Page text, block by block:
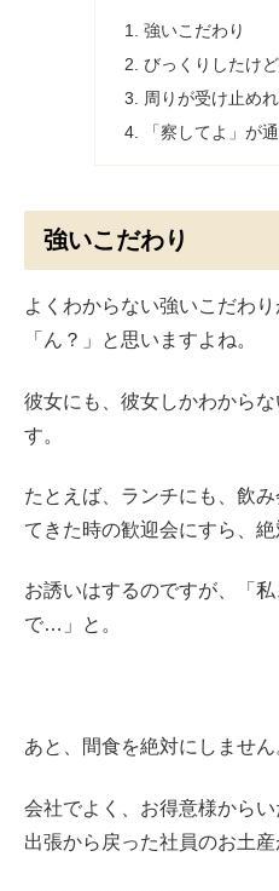
強いこだわり
びっくりしたけ
周りが受け止め
「察してよ」が
強いこだわり
よくわからない強いこだわ
「ん？」と思いますよね。
彼女にも、彼女しかわから
す。
たとえば、ランチにも、飲
てきた時の歓迎会にすら、絶
お誘いはするのですが、「
で…」と。
あと、間食を絶対にしません
会社でよく、お得意様から
出張から戻った社員のお土産